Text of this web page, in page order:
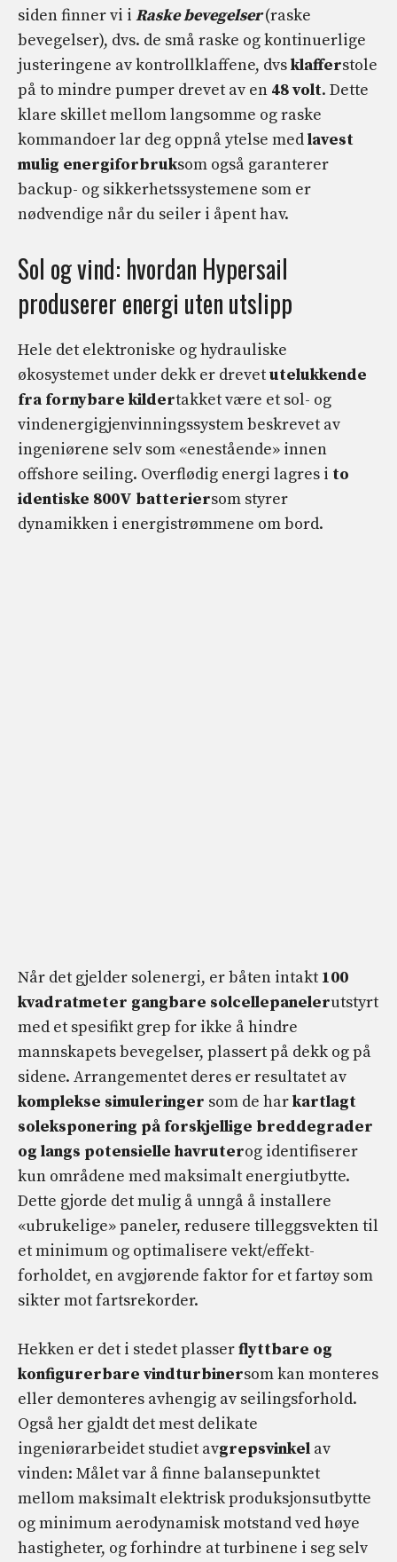
siden finner vi i Raske bevegelser(raske
bevegelser), dvs. de små raske og kontinuerlige
justeringene av kontrollklaffene, dvsklafferstole
på to mindre pumper drevet av en 48 volt. Dette
klare skillet mellom langsomme og raske
kommandoer lar deg oppnå ytelse medlavest
mulig energiforbruksom også garanterer
backup- og sikkerhetssystemene som er
nødvendige når du seiler i åpent hav.
Sol og vind: hvordan Hypersail
produserer energi uten utslipp
Hele det elektroniske og hydrauliske
økosystemet under dekk er drevetutelukkende
fra fornybare kildertakket være et sol- og
vindenergigjenvinningssystem beskrevet av
ingeniørene selv som «enestående» innen
offshore seiling. Overflødig energi lagres i to
identiske 800V batteriersom styrer
dynamikken i energistrømmene om bord.
Når det gjelder solenergi, er båten intakt 100
kvadratmeter gangbare solcellepanelerutstyrt
med et spesifikt grep for ikke å hindre
mannskapets bevegelser, plassert på dekk og på
sidene. Arrangementet deres er resultatet av
komplekse simuleringer som de harkartlagt
soleksponering på forskjellige breddegrader
og langs potensielle havruterog identifiserer
kun områdene med maksimalt energiutbytte.
Dette gjorde det mulig å unngå å installere
«ubrukelige» paneler, redusere tilleggsvekten til
et minimum og optimalisere vekt/effekt-
forholdet, en avgjørende faktor for et fartøy som
sikter mot fartsrekorder.
Hekken er det i stedet plasserflyttbare og
konfigurerbare vindturbinersom kan monteres
eller demonteres avhengig av seilingsforhold.
Også her gjaldt det mest delikate
ingeniørarbeidet studiet avgrepsvinkel av
vinden: Målet var å finne balansepunktet
mellom maksimalt elektrisk produksjonsutbytte
og minimum aerodynamisk motstand ved høye
hastigheter, og forhindre at turbinene i seg selv